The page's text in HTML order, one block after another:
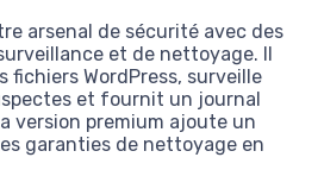
arsenal de sécurité avec des
et de nettoyage. Il
fichiers WordPress, surveille
et fournit un journal
version premium ajoute un
garanties de nettoyage en